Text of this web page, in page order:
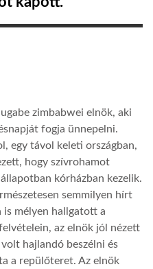
zimbabwei elnök, aki
fogja ünnepelni.
egy távol keleti országban,
hogy szívrohamot
kórházban kezelik.
semmilyen hírt
is mélyen hallgatott a
az elnök jól nézett
hajlandó beszélni és
a repülőteret. Az elnök